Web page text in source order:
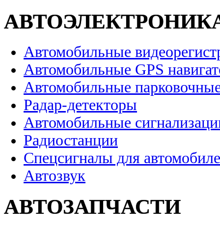
Автомобильные
Автомобильные GPS
Автомобильные
Радар-детекторы
Автомобильные
Радиостанции
Спецсигналы для
Автозвук
АВТОЗАПЧАСТИ